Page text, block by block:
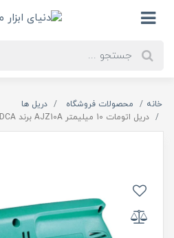
خانه محصولات فروشگاه
دریل ها
دریل اتومات 10 میلیمتر AJZ10A برند DCA